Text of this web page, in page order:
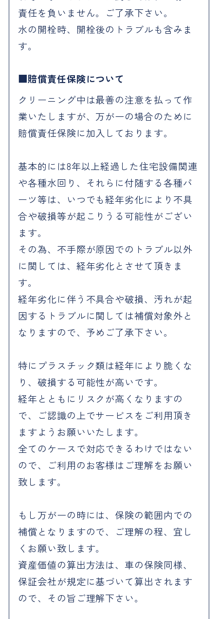
責任を負いません。ご了承下さい。
水の開栓時、開栓後のトラブルも含みま
す。
賠償責任保険について
クリーニング中は最善の注意を払って作
業いたしますが、万が一の場合のために
賠償責任保険に加入しております。
基本的には8年以上経過した住宅設備関連
や各種水回り、それらに付随する各種パ
ーツ等は、いつでも経年劣化により不具
合や破損等が起こりうる可能性がござい
ます。
その為、不手際が原因でのトラブル以外
に関しては、経年劣化とさせて頂きま
す。
経年劣化に伴う不具合や破損、汚れが起
因するトラブルに関しては補償対象外と
なりますので、予めご了承下さい。
特にプラスチック類は経年により脆くな
り、破損する可能性が高いです。
経年とともにリスクが高くなりますの
で、ご認識の上でサービスをご利用頂き
ますようお願いいたします。
全てのケースで対応できるわけではない
ので、ご利用のお客様はご理解をお願い
致します。
もし万が一の時には、保険の範囲内での
補償となりますので、ご理解の程、宜し
くお願い致します。
資産価値の算出方法は、車の保険同様、
保証会社が規定に基づいて算出されます
ので、その旨ご理解下さい。